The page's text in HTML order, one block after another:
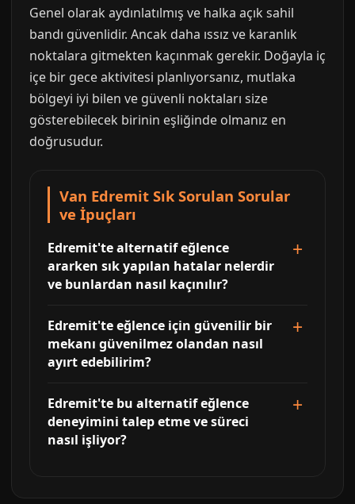
Genel olarak aydınlatılmış ve halka açık sahil
bandı güvenlidir. Ancak daha ıssız ve karanlık
noktalara gitmekten kaçınmak gerekir. Doğayla iç
içe bir gece aktivitesi planlıyorsanız, mutlaka
bölgeyi iyi bilen ve güvenli noktaları size
gösterebilecek birinin eşliğinde olmanız en
doğrusudur.
Van Edremit Sık Sorulan Sorular
ve İpuçları
Edremit'te alternatif eğlence
ararken sık yapılan hatalar nelerdir
ve bunlardan nasıl kaçınılır?
Edremit'te eğlence için güvenilir bir
mekanı güvenilmez olandan nasıl
ayırt edebilirim?
Edremit'te bu alternatif eğlence
deneyimini talep etme ve süreci
nasıl işliyor?